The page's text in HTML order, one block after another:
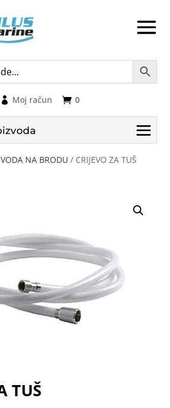
0
Moj račun
VODA NA BRODU / CRIJEVO ZA TUŠ
TUŠ